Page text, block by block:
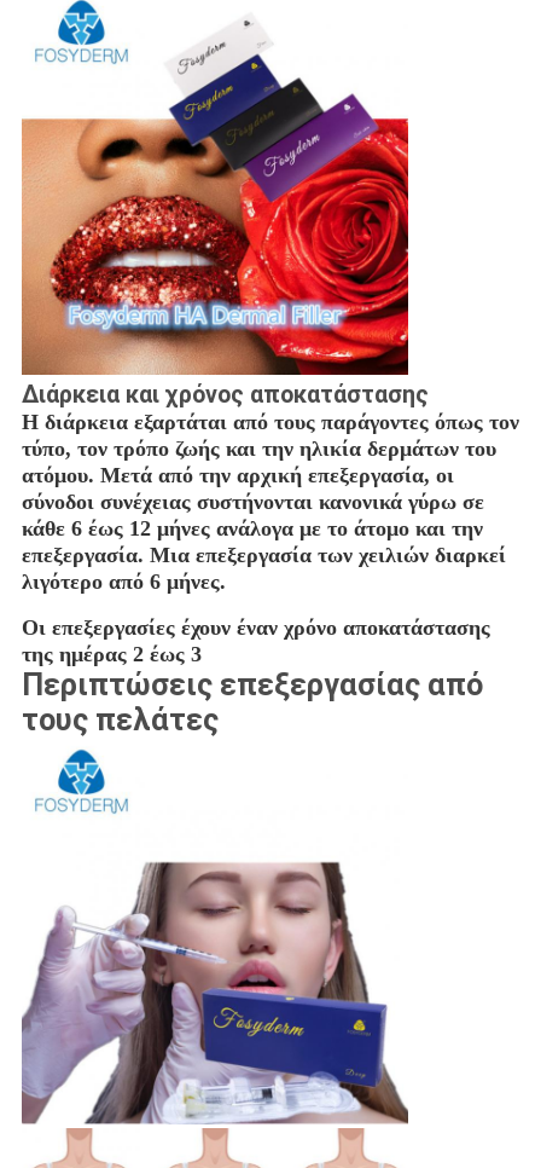
Διάρκεια και χρόνος αποκατάστασης
Η διάρκεια εξαρτάται από τους παράγοντες όπως τον
τύπο, τον τρόπο ζωής και την ηλικία δερμάτων του
ατόμου. Μετά από την αρχική επεξεργασία, οι
σύνοδοι συνέχειας συστήνονται κανονικά γύρω σε
κάθε 6 έως 12 μήνες ανάλογα με το άτομο και την
επεξεργασία. Μια επεξεργασία των χειλιών διαρκεί
λιγότερο από 6 μήνες.
Οι επεξεργασίες έχουν έναν χρόνο αποκατάστασης
της ημέρας 2 έως 3
Περιπτώσεις επεξεργασίας από
τους πελάτες